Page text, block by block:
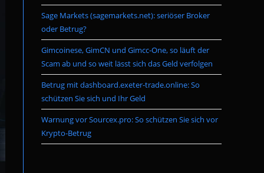
Sage Markets (sagemarkets.net): seriöser Broker
oder Betrug?
Gimcoinese, GimCN und Gimcc-One, so läuft der
Scam ab und so weit lässt sich das Geld verfolgen
Betrug mit dashboard.exeter-trade.online: So
schützen Sie sich und Ihr Geld
Warnung vor Sourcex.pro: So schützen Sie sich vor
Krypto-Betrug